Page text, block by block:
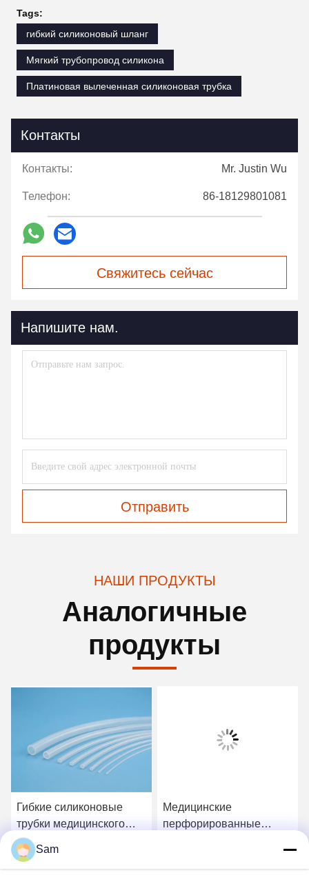
Tags:
гибкий силиконовый шланг
Мягкий трубопровод силикона
Платиновая вылеченная силиконовая трубка
Контакты
Контакты: Mr. Justin Wu
Телефон: 86-18129801081
Свяжитесь сейчас
Напишите нам.
Отправить
НАШИ ПРОДУКТЫ
Аналогичные
продукты
Гибкие силиконовые
трубки медицинского
качества с гладкой
поверхностью и
Медицинские
перфорированные
Sam